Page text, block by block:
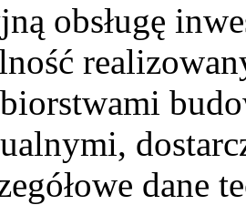
obsługę
dane